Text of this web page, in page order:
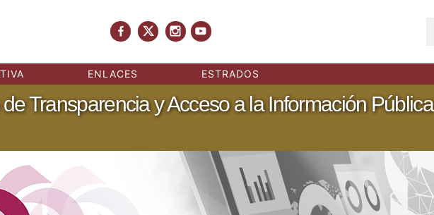
ENLACES ESTRADOS
Transparencia y Acceso a la Información Pública